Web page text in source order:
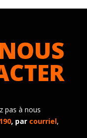
NOUS
pas à nous
, par courriel,